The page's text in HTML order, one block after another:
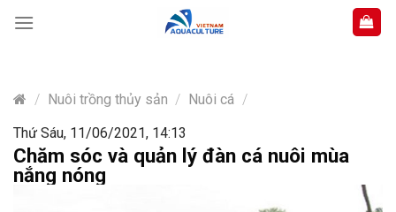
content
/ Nuôi trồng thủy sản / Nuôi cá /
Thứ Sáu, 11/06/2021, 14:13
Chăm sóc và quản lý đàn cá nuôi mùa
nắng nóng